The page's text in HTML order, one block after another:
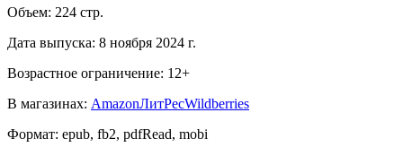
Объем: 224 стр.
Дата выпуска: 8 ноября 2024 г.
Возрастное ограничение: 12+
В магазинах: AmazonЛитРесWildberries
Формат: epub, fb2, pdfRead, mobi